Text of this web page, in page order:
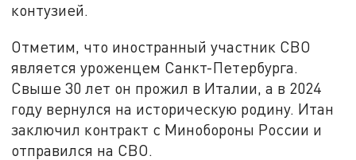
контузией.
Отметим, что иностранный участник СВО
является уроженцем Санкт-Петербурга.
Свыше 30 лет он прожил в Италии, а в 2024
году вернулся на историческую родину. Итан
заключил контракт с Минобороны России и
отправился на СВО.